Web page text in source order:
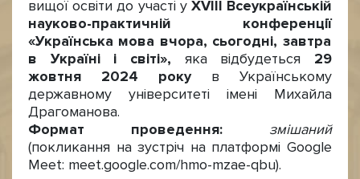
вищої освіти до участі у XVIII Всеукраїнській
науково-практичній конференції
«Українська мова вчора, сьогодні, завтра
в Україні і світі», яка відбудеться 29
жовтня 2024 року в Українському
державному університеті імені Михайла
Драгоманова.
Формат проведення: змішаний
(покликання на зустріч на платформі Google
Meet: meet.google.com/hmo-mzae-qbu).